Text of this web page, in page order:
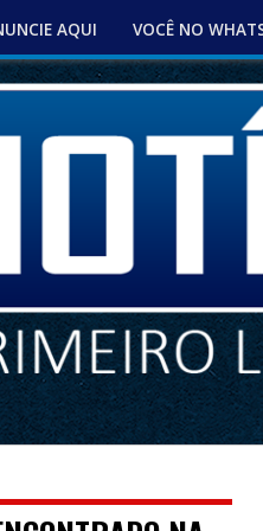
AQUI VOCÊ NO